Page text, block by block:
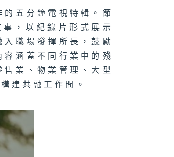
五分鐘電視特輯。節
，以紀錄片形式展示
職場發揮所長，鼓勵
涵蓋不同行業中的殘
業、物業管理、大型
建共融工作間。